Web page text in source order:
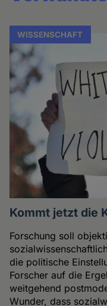
WISSENSCHAFT
Kommt jetzt die
Forschung soll
die politische
Forscher auf die
weitgehend
Wunder, dass